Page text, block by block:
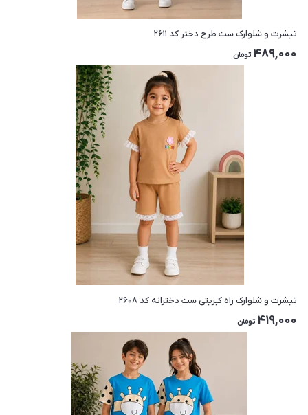
تیشرت و شلوارک ست طرح دختر کد ۲۶۱۱
489,000 تومان
تیشرت و شلوارک راه کبریتی ست دخترانه کد ۲۶۰۸
419,000 تومان